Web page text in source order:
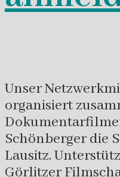
Unser
organisiert
Schönberger die
Lausitz.
Görlitzer